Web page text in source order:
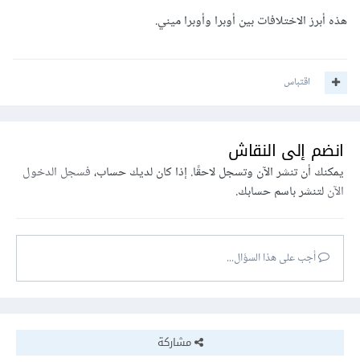
هذه أبرز الاختلافات بين أوبرا وأوبرا ميني.
اقتباس
انضم إلى النقاش
يمكنك أن تنشر الآن وتسجل لاحقًا. إذا كان لديك حساب،فسجل الدخول
الآنلتنشر باسم حسابك.
أجب على هذا السؤال...
مشاركة